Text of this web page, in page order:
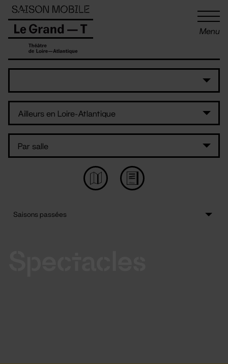
Menu
Panneau de gestion des cookies